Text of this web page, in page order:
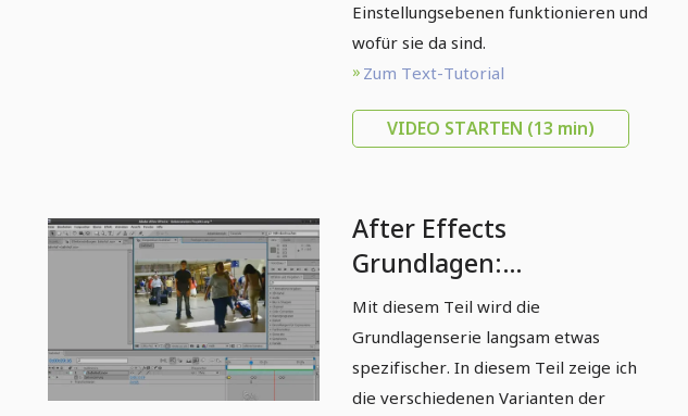
Einstellungsebenen funktionieren und
wofür sie da sind.
Zum Text-Tutorial
VIDEO STARTEN (13 min)
After Effects
Grundlagen:
Zeitverzerrung
Mit diesem Teil wird die
Grundlagenserie langsam etwas
spezifischer. In diesem Teil zeige ich
die verschiedenen Varianten der